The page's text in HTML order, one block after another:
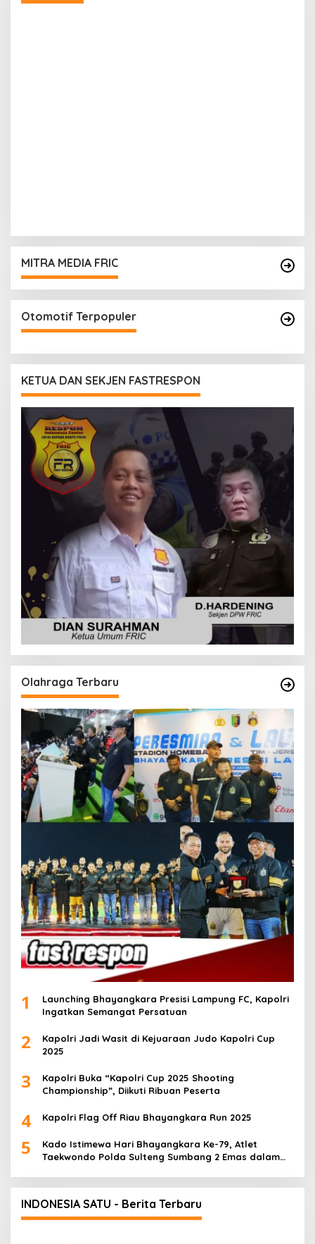
MITRA MEDIA FRIC
Otomotif Terpopuler
KETUA DAN SEKJEN FASTRESPON
Olahraga Terbaru
1
Launching Bhayangkara Presisi Lampung FC, Kapolri
Ingatkan Semangat Persatuan
2
Kapolri Jadi Wasit di Kejuaraan Judo Kapolri Cup
2025
3
Kapolri Buka “Kapolri Cup 2025 Shooting
Championship”, Diikuti Ribuan Peserta
4 Kapolri Flag Off Riau Bhayangkara Run 2025
5
Kado Istimewa Hari Bhayangkara Ke-79, Atlet
Ajang WPFG 2025 di Birmingham Amerika